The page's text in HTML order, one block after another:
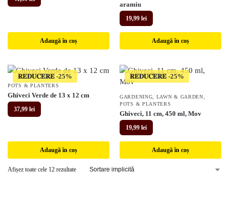
Adaugă în coș
aramiu
19,99 lei
Adaugă în coș
𝐑𝐄𝐃𝐔𝐂𝐄𝐑𝐄
POTS & PLANTERS
Ghiveci Verde de 13 x 12 cm
37,99 lei
Adaugă în coș
𝐑𝐄𝐃𝐔𝐂𝐄𝐑𝐄
GARDENING LAWN & GARDEN
POTS & PLANTERS
Ghiveci, 11 cm, 450 ml, Mov
19,99 lei
Adaugă în coș
Afișez toate cele 12 rezultate